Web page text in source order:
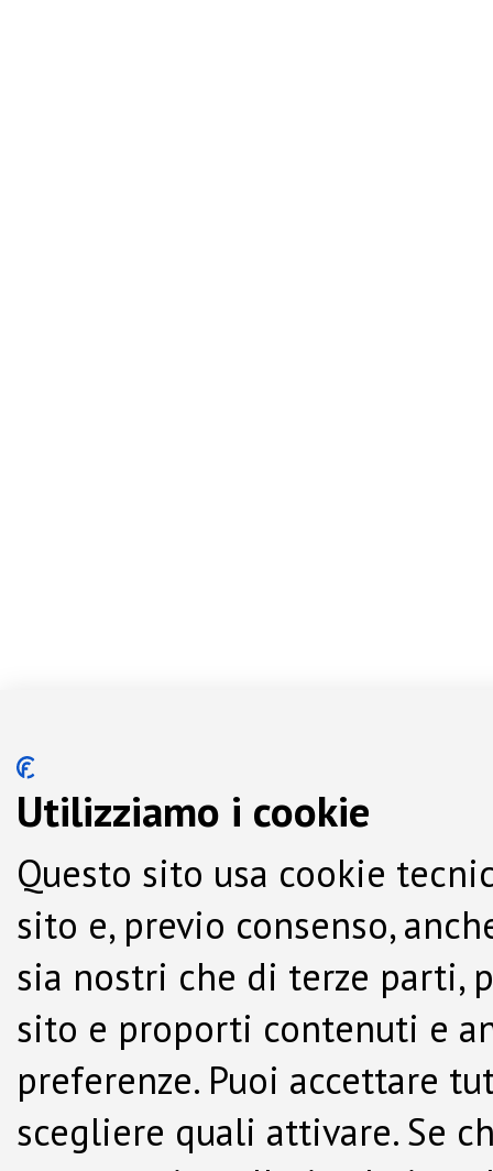
Utilizziamo i cookie
Questo sito usa cookie
sito e, previo consenso,
sia nostri che di terze parti,
sito e proporti contenuti e
preferenze. Puoi accettare
scegliere quali attivare. Se